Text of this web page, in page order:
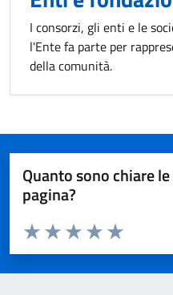
I consorzi, gli enti e le
l'Ente fa parte per
della comunità.
Quanto sono chiare
pagina?
Valuta da 1 a 5 stelle la pagina
Valuta 5
Valuta 4 stelle
Valuta 3 stelle su 5
Valuta 2 stelle su 5
Valuta 1 stelle su 5